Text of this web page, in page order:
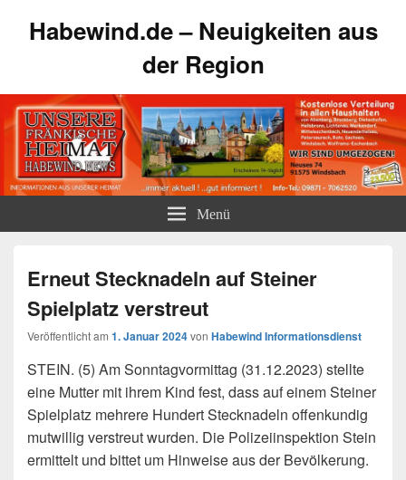
Habewind.de – Neuigkeiten aus
der Region
Menü
Erneut Stecknadeln auf Steiner
Spielplatz verstreut
Veröffentlicht am 1. Januar 2024von Habewind Informationsdienst
STEIN. (5) Am Sonntagvormittag (31.12.2023) stellte
eine Mutter mit ihrem Kind fest, dass auf einem Steiner
Spielplatz mehrere Hundert Stecknadeln offenkundig
mutwillig verstreut wurden. Die Polizeiinspektion Stein
ermittelt und bittet um Hinweise aus der Bevölkerung.